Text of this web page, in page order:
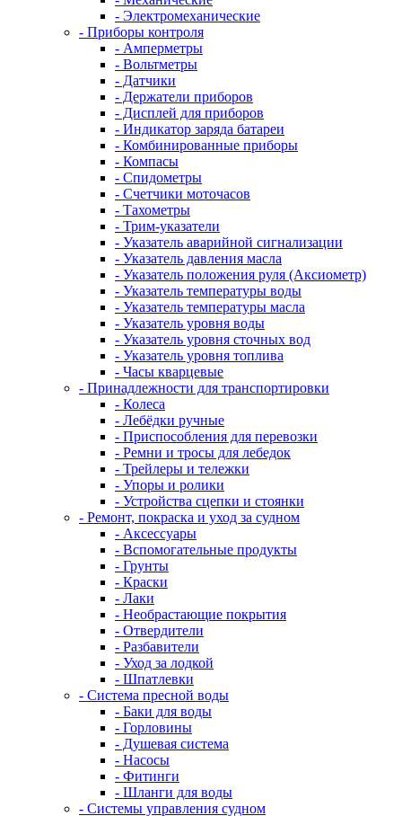
- Электромеханические
- Приборы контроля
- Амперметры
- Вольтметры
- Датчики
- Держатели приборов
- Дисплей для приборов
- Индикатор заряда батареи
- Комбинированные приборы
- Компасы
- Спидометры
- Счетчики моточасов
- Тахометры
- Трим-указатели
- Указатель аварийной сигнализации
- Указатель давления масла
- Указатель положения руля (Аксиометр)
- Указатель температуры воды
- Указатель температуры масла
- Указатель уровня воды
- Указатель уровня сточных вод
- Указатель уровня топлива
- Часы кварцевые
- Принадлежности для транспортировки
- Колеса
- Лебёдки ручные
- Приспособления для перевозки
- Ремни и тросы для лебедок
- Трейлеры и тележки
- Упоры и ролики
- Устройства сцепки и стоянки
- Ремонт, покраска и уход за судном
- Аксессуары
- Вспомогательные продукты
- Грунты
- Краски
- Лаки
- Необрастающие покрытия
- Отвердители
- Разбавители
- Уход за лодкой
- Шпатлевки
- Система пресной воды
- Баки для воды
- Горловины
- Душевая система
- Насосы
- Фитинги
- Шланги для воды
- Системы управления судном